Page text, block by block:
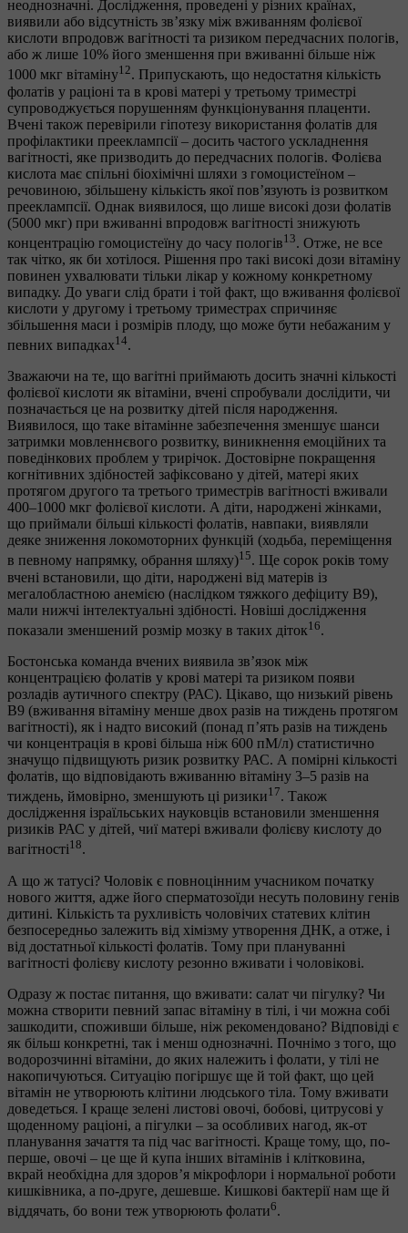
неоднозначні. Дослідження, проведені у різних країнах,
виявили або відсутність зв’язку між вживанням фолієвої
кислоти впродовж вагітності та ризиком передчасних пологів,
або ж лише 10% його зменшення при вживанні більше ніж
1000 мкг вітаміну12. Припускають, що недостатня кількість
фолатів у раціоні та в крові матері у третьому триместрі
супроводжується порушенням функціонування плаценти.
Вчені також перевірили гіпотезу використання фолатів для
профілактики прееклампсії – досить частого ускладнення
вагітності, яке призводить до передчасних пологів. Фолієва
кислота має спільні біохімічні шляхи з гомоцистеїном –
речовиною, збільшену кількість якої пов’язують із розвитком
прееклампсії. Однак виявилося, що лише високі дози фолатів
(5000 мкг) при вживанні впродовж вагітності знижують
концентрацію гомоцистеїну до часу пологів13. Отже, не все
так чітко, як би хотілося. Рішення про такі високі дози вітаміну
повинен ухвалювати тільки лікар у кожному конкретному
випадку. До уваги слід брати і той факт, що вживання фолієвої
кислоти у другому і третьому триместрах спричиняє
збільшення маси і розмірів плоду, що може бути небажаним у
певних випадках14.
Зважаючи на те, що вагітні приймають досить значні кількості
фолієвої кислоти як вітаміни, вчені спробували дослідити, чи
позначається це на розвитку дітей після народження.
Виявилося, що таке вітамінне забезпечення зменшує шанси
затримки мовленнєвого розвитку, виникнення емоційних та
поведінкових проблем у трирічок. Достовірне покращення
когнітивних здібностей зафіксовано у дітей, матері яких
протягом другого та третього триместрів вагітності вживали
400–1000 мкг фолієвої кислоти. А діти, народжені жінками,
що приймали більші кількості фолатів, навпаки, виявляли
деяке зниження локомоторних функцій (ходьба, переміщення
в певному напрямку, обрання шляху)15. Ще сорок років тому
вчені встановили, що діти, народжені від матерів із
мегалобластною анемією (наслідком тяжкого дефіциту B9),
мали нижчі інтелектуальні здібності. Новіші дослідження
показали зменшений розмір мозку в таких діток16.
Бостонська команда вчених виявила зв’язок між
концентрацією фолатів у крові матері та ризиком появи
розладів аутичного спектру (РАС). Цікаво, що низький рівень
В9 (вживання вітаміну менше двох разів на тиждень протягом
вагітності), як і надто високий (понад п’ять разів на тиждень
чи концентрація в крові більша ніж 600 пМ/л) статистично
значущо підвищують ризик розвитку РАС. А помірні кількості
фолатів, що відповідають вживанню вітаміну 3–5 разів на
тиждень, ймовірно, зменшують ці ризики17. Також
дослідження ізраїльських науковців встановили зменшення
ризиків РАС у дітей, чиї матері вживали фолієву кислоту до
вагітності18.
А що ж татусі? Чоловік є повноцінним учасником початку
нового життя, адже його сперматозоїди несуть половину генів
дитині. Кількість та рухливість чоловічих статевих клітин
безпосередньо залежить від хімізму утворення ДНК, а отже, і
від достатньої кількості фолатів. Тому при плануванні
вагітності фолієву кислоту резонно вживати і чоловікові.
Одразу ж постає питання, що вживати: салат чи пігулку? Чи
можна створити певний запас вітаміну в тілі, і чи можна собі
зашкодити, споживши більше, ніж рекомендовано? Відповіді є
як більш конкретні, так і менш однозначні. Почнімо з того, що
водорозчинні вітаміни, до яких належить і фолати, у тілі не
накопичуються. Ситуацію погіршує ще й той факт, що цей
вітамін не утворюють клітини людського тіла. Тому вживати
доведеться. І краще зелені листові овочі, бобові, цитрусові у
щоденному раціоні, а пігулки – за особливих нагод, як-от
планування зачаття та під час вагітності. Краще тому, що, по-
перше, овочі – це ще й купа інших вітамінів і клітковина,
вкрай необхідна для здоров’я мікрофлори і нормальної роботи
кишківника, а по-друге, дешевше. Кишкові бактерії нам ще й
віддячать, бо вони теж утворюють фолати6.